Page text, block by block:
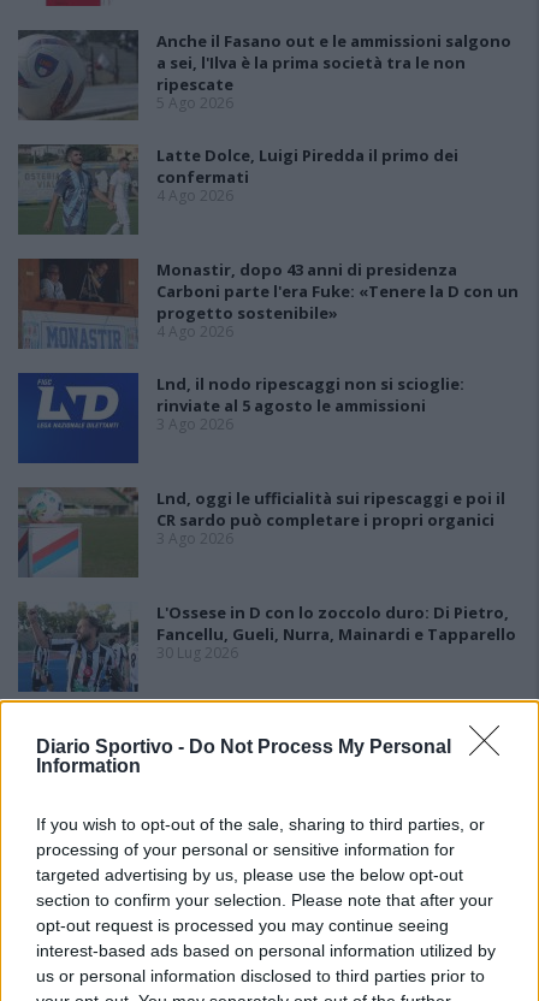
Diario Sportivo - Do Not Process My Personal
Information
If you wish to opt-out of the sale, sharing to third parties, or
processing of your personal or sensitive information for
targeted advertising by us, please use the below opt-out
section to confirm your selection. Please note that after your
opt-out request is processed you may continue seeing
interest-based ads based on personal information utilized by
us or personal information disclosed to third parties prior to
Anche il Fasano out e le ammissioni salgono
a sei, l'Ilva è la prima società tra le non
ripescate
5 Ago 2026
Latte Dolce, Luigi Piredda il primo dei
confermati
4 Ago 2026
Monastir, dopo 43 anni di presidenza
Carboni parte l'era Fuke: «Tenere la D con un
progetto sostenibile»
4 Ago 2026
Lnd, il nodo ripescaggi non si scioglie:
rinviate al 5 agosto le ammissioni
3 Ago 2026
Lnd, oggi le ufficialità sui ripescaggi e poi il
CR sardo può completare i propri organici
3 Ago 2026
L'Ossese in D con lo zoccolo duro: Di Pietro,
Fancellu, Gueli, Nurra, Mainardi e Tapparello
30 Lug 2026
Latte Dolce, Andrea Grigoras è il nuovo ds
29 Lug 2026